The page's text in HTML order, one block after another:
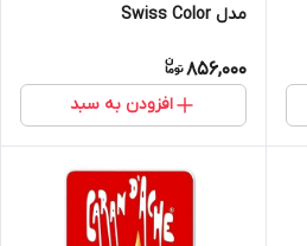
مدل Swiss Color
856,000
افزودن به سبد